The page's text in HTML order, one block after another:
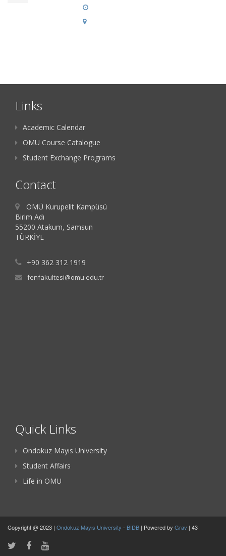
Links
Academic Calendar
OMU Course Catalogue
Student Exchange Programs
Contact
OMÜ Kurupelit Kampüsü
Birim Adı
55200 Atakum, Samsun
TÜRKİYE
+90 362 312 1919
fenfakultesi@omu.edu.tr
Quick Links
Ondokuz Mayıs University
Student Affairs
Life in OMU
Copyright @ 2023 | Ondokuz Mayıs University - BİDB | Powered by Grav | 43